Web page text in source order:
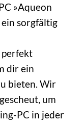
»Aqueon
sorgfältig
perfekt
dir ein
bieten. Wir
um
PC in jeder